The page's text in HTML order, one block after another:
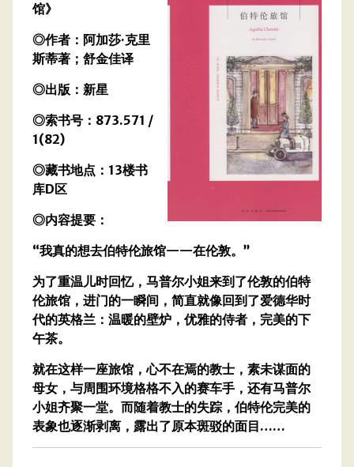
馆》
◎作者：阿加莎·克里
斯蒂著；舒金佳译
◎出版：新星
◎索书号：873.571 /
1(82)
◎藏书地点：13楼书
库D区
◎内容提要：
“我真的想去伯特伦旅馆——在伦敦。”
为了重温儿时回忆，马普尔小姐来到了伦敦的伯特
伦旅馆，进门的一瞬间，简直就像回到了爱德华时
代的英格兰：温暖的壁炉，优雅的侍者，完美的下
午茶。
就在这样一座旅馆，心不在焉的教士，素未谋面的
母女，与周围环境格格不入的赛车手，还有马普尔
小姐齐聚一堂。而随着教士的失踪，伯特伦完美的
表象也逐渐剥离，露出了原本斑驳的面目……